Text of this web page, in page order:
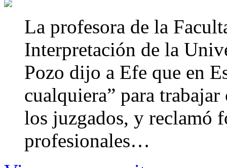
La profesora de la
Interpretación de la
Pozo dijo a Efe que en
cualquiera” para
los juzgados, y reclamó
profesionales…